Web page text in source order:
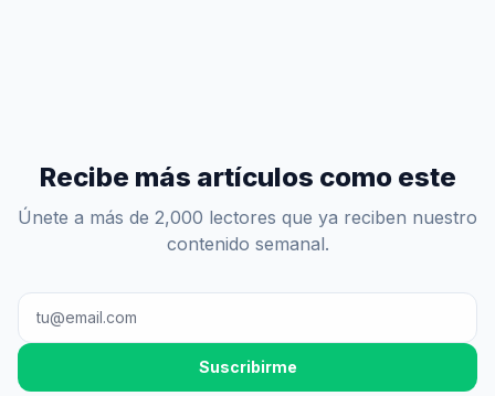
Recibe más artículos como este
Únete a más de 2,000 lectores que ya reciben nuestro
contenido semanal.
Suscribirme